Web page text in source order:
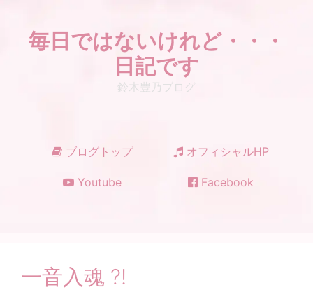
毎日ではないけれど・・・
日記です
鈴木豊乃ブログ
ブログトップ オフィシャルHP
Youtube Facebook
一音入魂 ?!